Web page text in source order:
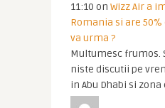
11:10 on Wizz Air a
Romania si are 50%
va urma ?
Multumesc frumos.
niste discutii pe
in Abu Dhabi si